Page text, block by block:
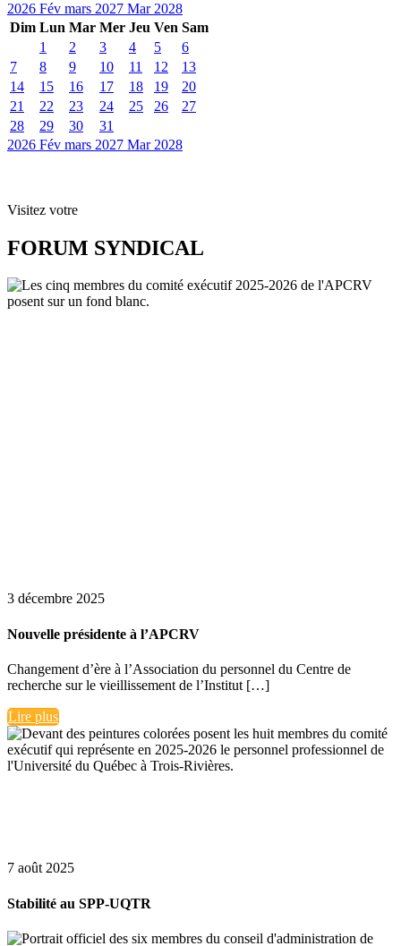
2026 Fév mars 2027 Mar2028
Dim Lun Mar Mer Jeu Ven Sam
1
2 3 4 5
6
7
8 9 10 11 12
13
14
15 16 17 18 19
20
21
22 23 24 25 26
27
28
29 30
31
2026 Fév mars 2027 Mar2028
Visitez votre
FORUM SYNDICAL
3 décembre 2025
Nouvelle présidente à l’APCRV
Changement d’ère à l’Association du personnel du Centre de
recherche sur le vieillissement de l’Institut […]
Lire plus
7 août 2025
Stabilité au SPP-UQTR